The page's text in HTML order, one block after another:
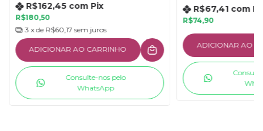
R$180,50
R$162,45 com Pix
3 x de R$60,17 sem juros
ADICIONAR AO CARRINHO
Consulte-nos pelo
WhatsApp
R$74,90
R$67,41 com
ADICIONAR AO